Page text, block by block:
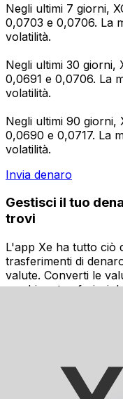
Negli ultimi 7 giorni,
0,0703 e 0,0706. La
volatilità.
Negli ultimi 30 giorni,
0,0691 e 0,0706. La
volatilità.
Negli ultimi 90 giorni,
0,0690 e 0,0717. La
volatilità.
Invia denaro
Gestisci il tuo
trovi
L'app Xe ha tutto ciò
trasferimenti di
valute. Converti le
cambio e trasferisci